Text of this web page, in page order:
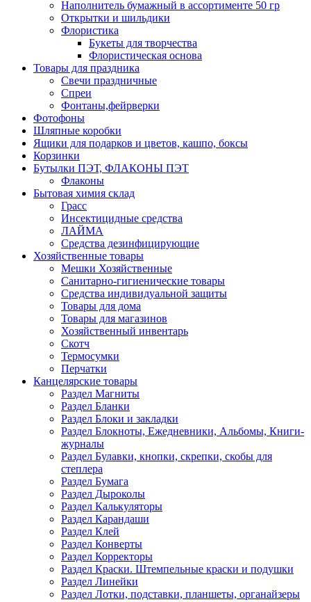
Наполнитель бумажный в ассортименте 50 гр
Открытки и шильдики
Флористика
Букеты для творчества
Флористическая основа
Товары для праздника
Свечи праздничные
Спреи
Фонтаны,фейрверки
Фотофоны
Шляпные коробки
Ящики для подарков и цветов, кашпо, боксы
Корзинки
Бутылки ПЭТ, ФЛАКОНЫ ПЭТ
Флаконы
Бытовая химия склад
Грасс
Инсектицидные средства
ЛАЙМА
Средства дезинфицирующие
Хозяйственные товары
Мешки Хозяйственные
Санитарно-гигиенические товары
Средства индивидуальной защиты
Товары для дома
Товары для магазинов
Хозяйственный инвентарь
Скотч
Термосумки
Перчатки
Канцелярские товары
Раздел Магниты
Раздел Бланки
Раздел Блоки и закладки
Раздел Блокноты, Ежедневники, Альбомы, Книги-
журналы
Раздел Булавки, кнопки, скрепки, скобы для
степлера
Раздел Бумага
Раздел Дыроколы
Раздел Калькуляторы
Раздел Карандаши
Раздел Клей
Раздел Конверты
Раздел Корректоры
Раздел Краски. Штемпельные краски и подушки
Раздел Линейки
Раздел Лотки, подставки, планшеты, органайзеры